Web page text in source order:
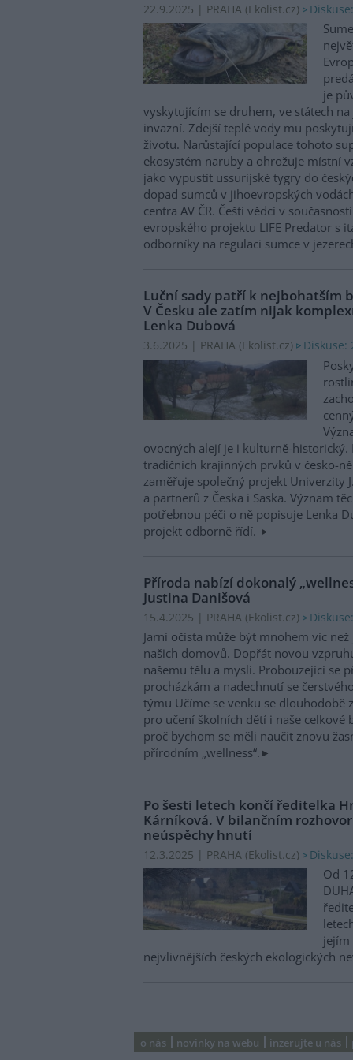
22.9.2025 | PRAHA (Ekolist.cz)
je
vyskytujícím se druhem, ve státech
invazní. Zdejší teplé vody mu
životu. Narůstající populace tohoto
ekosystém naruby a ohrožuje místní
jako vypustit ussurijské tygry do
dopad sumců v jihoevropských
centra AV ČR. Čeští vědci v
evropského projektu LIFE Predator s
odborníky na regulaci sumce v
Luční sady patří k nejbohatším
V Česku ale zatím nijak
Lenka Dubová
3.6.2025 | PRAHA (Ekolist.cz) Diskuse:
ovocných alejí je i kulturně-
tradičních krajinných prvků v česko-
zaměřuje společný projekt Univerzity
a partnerů z Česka i Saska. Význam
potřebnou péči o ně popisuje Lenka
projekt odborně řídí.
Příroda nabízí dokonalý
Justina Danišová
15.4.2025 | PRAHA (Ekolist.cz)
Jarní očista může být mnohem víc
našich domovů. Dopřát novou
našemu tělu a mysli. Probouzející se
procházkám a nadechnutí se
týmu Učíme se venku se dlouhodobě
pro učení školních dětí i naše celkové
proč bychom se měli naučit znovu
přírodním „wellness“.
Po šesti letech končí ředitelka
Kárníková. V bilančním
neúspěchy hnutí
12.3.2025 | PRAHA (Ekolist.cz)
Od
jejím
nejvlivnějších českých ekologických
o nás novinky na webu inzerujte u nás